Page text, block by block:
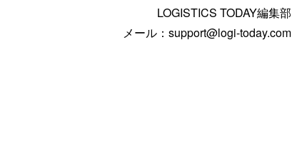
LOGISTICS TODAY編集部
メール：support@logi-today.com